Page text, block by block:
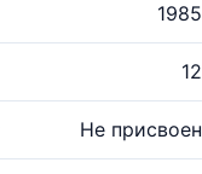
1985
12
Не присвоен